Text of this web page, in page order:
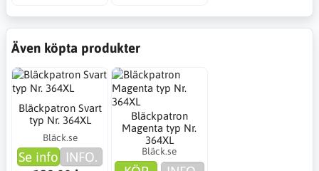
Även köpta produkter
Bläckpatron Svart
typ Nr. 364XL
Bläck.se
Se info INFO.
Bläckpatron
Magenta typ Nr.
364XL
Bläck.se